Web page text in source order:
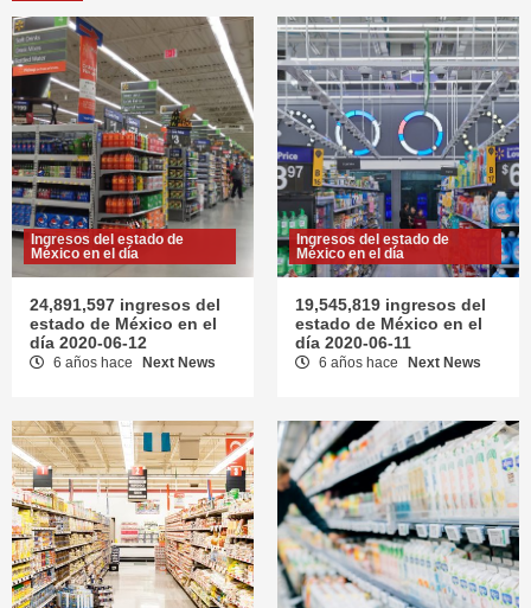
Ingresos del estado de
México en el día
24,891,597 ingresos del
estado de México en el
día 2020-06-12
6 años hace Next News
Ingresos del estado de
México en el día
19,545,819 ingresos del
estado de México en el
día 2020-06-11
6 años hace Next News